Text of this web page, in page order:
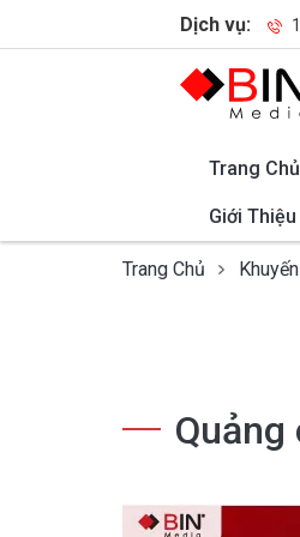
Dịch vụ:
Trang Chủ
Giới Thiệu
Trang Chủ